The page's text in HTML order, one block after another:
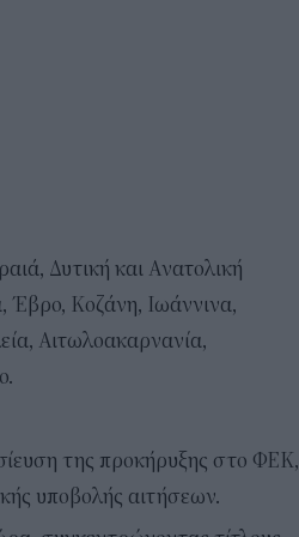
Δυτική και Ανατολική
Έβρο, Κοζάνη, Ιωάννινα,
Αιτωλοακαρνανία,
της προκήρυξης στο ΦΕΚ,
υποβολής αιτήσεων.